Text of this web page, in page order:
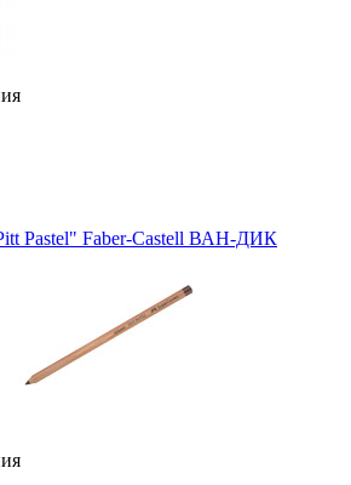
Pastel" Faber-Castell ВАН-ДИК